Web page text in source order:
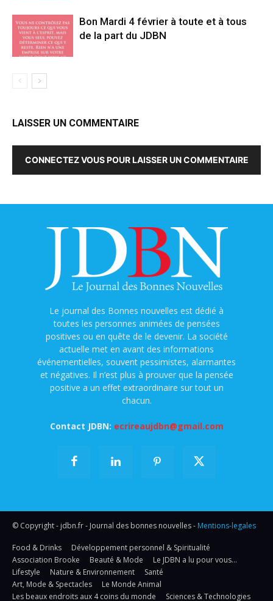
Bon Mardi 4 février à toute et à tous
de la part du JDBN
LAISSER UN COMMENTAIRE
CONNECTEZ VOUS POUR LAISSER UN COMMENTAIRE
Le journal des Bonnes nouvelles est dédié à
toutes les personnes animées de pensées
positives ou en quête de le devenir. La société
actuelle met en avant des informations
événementielles, souvent pessimistes, alarmantes
et négatives. Il n’est plus à prouver que la pensée
positive a un effet extraordinaire sur tout un
chacun.
Contact JDBN: ecrireaujdbn@gmail.com
© Copyright - jdbn.fr - Journal des bonnes nouvelles - Mentions-legales
Food & Drinks
Développement personnel & Spiritualité
Association Brooke
Beauté & Mode
Le JDBN a lu pour vous…
Lifestyle
Nature & Environnement
Santé
Art, Mode & Spectacles
Le Monde Animal
Les beaux endroits aux 4 coins du monde
Sciences & Technologies